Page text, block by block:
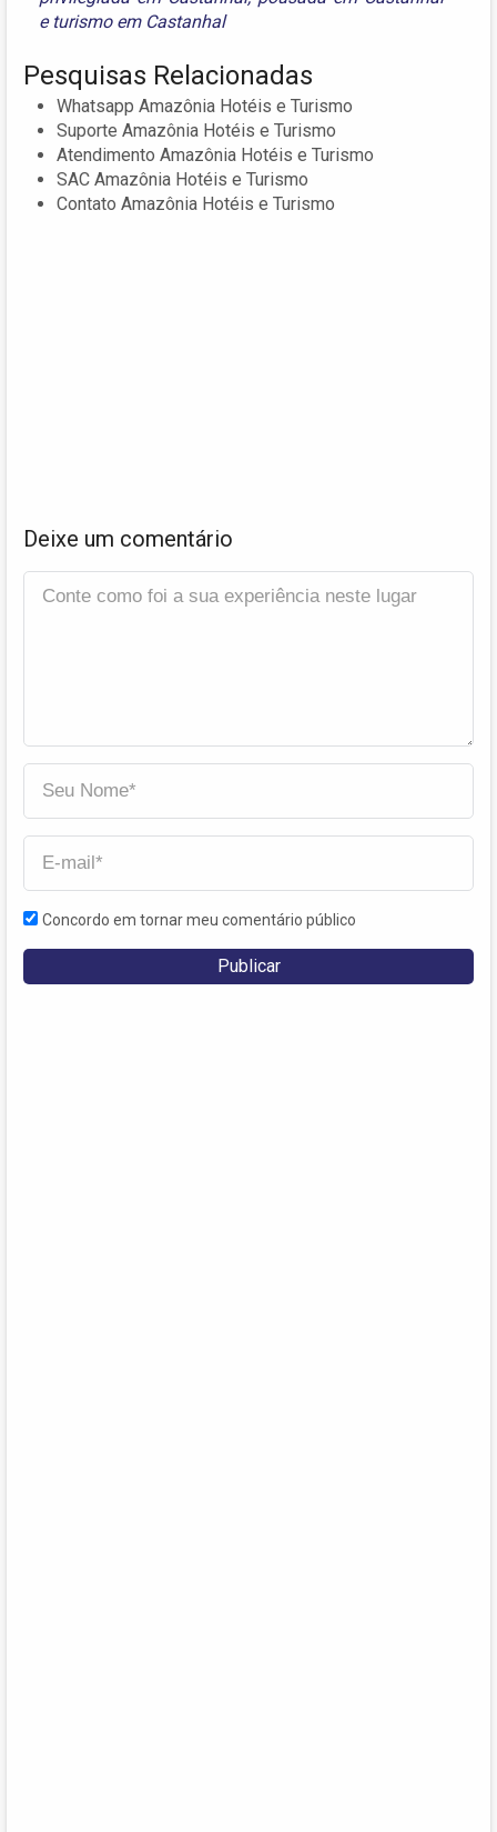
e turismo em Castanhal
Pesquisas Relacionadas
Whatsapp Amazônia Hotéis e Turismo
Suporte Amazônia Hotéis e Turismo
Atendimento Amazônia Hotéis e Turismo
SAC Amazônia Hotéis e Turismo
Contato Amazônia Hotéis e Turismo
Deixe um comentário
Concordo em tornar meu comentário público